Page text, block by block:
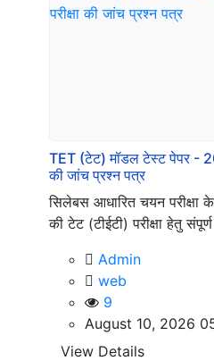
TET (टेट) मॉडल टेस्ट पेपर -
की जांच प्रश्न पत्र
सिलेबस आधारित चयन परीक्षा
की टेट (टीईटी) परीक्षा हेतु
Admin
web
9
August 10, 2026
View Details